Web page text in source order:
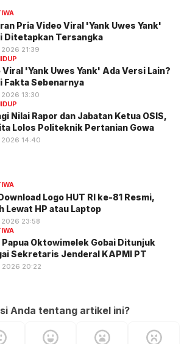
Pria Video Viral 'Yank Uwes Yank'
Ditetapkan Tersangka
21:39
'Yank Uwes Yank' Ada Versi Lain?
Fakta Sebenarnya
13:30
Nilai Rapor dan Jabatan Ketua OSIS,
Lolos Politeknik Pertanian Gowa
2026 14:40
Logo HUT RI ke-81 Resmi,
Lewat HP atau Laptop
23:58
Oktowimelek Gobai Ditunjuk
Sekretaris Jenderal KAPMI PT
2026 20:22
Anda tentang artikel ini?